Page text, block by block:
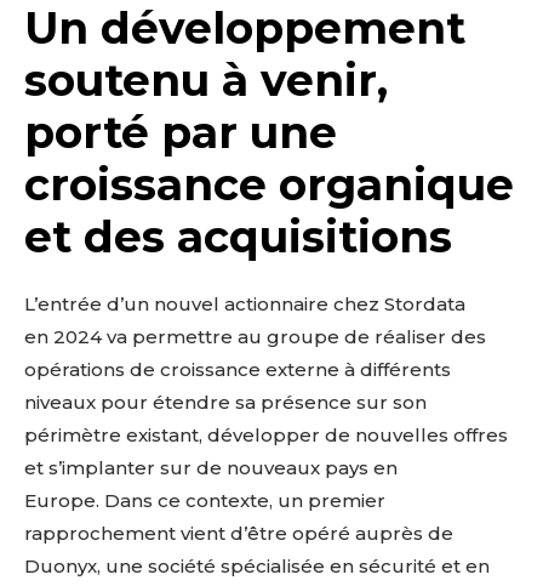
Un développement
soutenu à venir,
porté par une
croissance organique
et des acquisitions
L’entrée d’un nouvel actionnaire chez Stordata
en 2024 va permettre au groupe de réaliser des
opérations de croissance externe à différents
niveaux pour étendre sa présence sur son
périmètre existant, développer de nouvelles offres
et s’implanter sur de nouveaux pays en
Europe. Dans ce contexte, un premier
rapprochement vient d’être opéré auprès de
Duonyx, une société spécialisée en sécurité et en